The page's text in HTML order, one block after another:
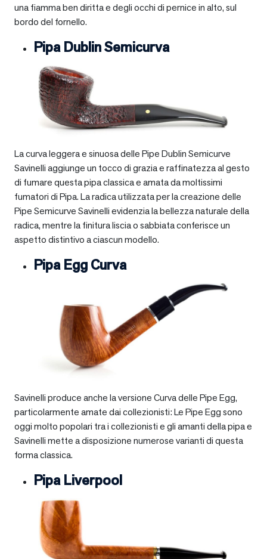
una fiamma ben diritta e degli occhi di pernice in alto, sul
bordo del fornello.
Pipa Dublin Semicurva
La curva leggera e sinuosa delle Pipe Dublin Semicurve
Savinelli aggiunge un tocco di grazia e raffinatezza al gesto
di fumare questa pipa classica e amata da moltissimi
fumatori di Pipa. La radica utilizzata per la creazione delle
Pipe Semicurve Savinelli evidenzia la bellezza naturale della
radica, mentre la finitura liscia o sabbiata conferisce un
aspetto distintivo a ciascun modello.
Pipa Egg Curva
Savinelli produce anche la versione Curva delle Pipe Egg,
particolarmente amate dai collezionisti: Le Pipe Egg sono
oggi molto popolari tra i collezionisti e gli amanti della pipa e
Savinelli mette a disposizione numerose varianti di questa
forma classica.
Pipa Liverpool